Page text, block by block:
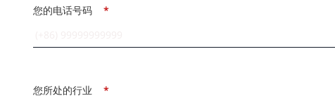
*
您的电话号码
*
您所处的行业